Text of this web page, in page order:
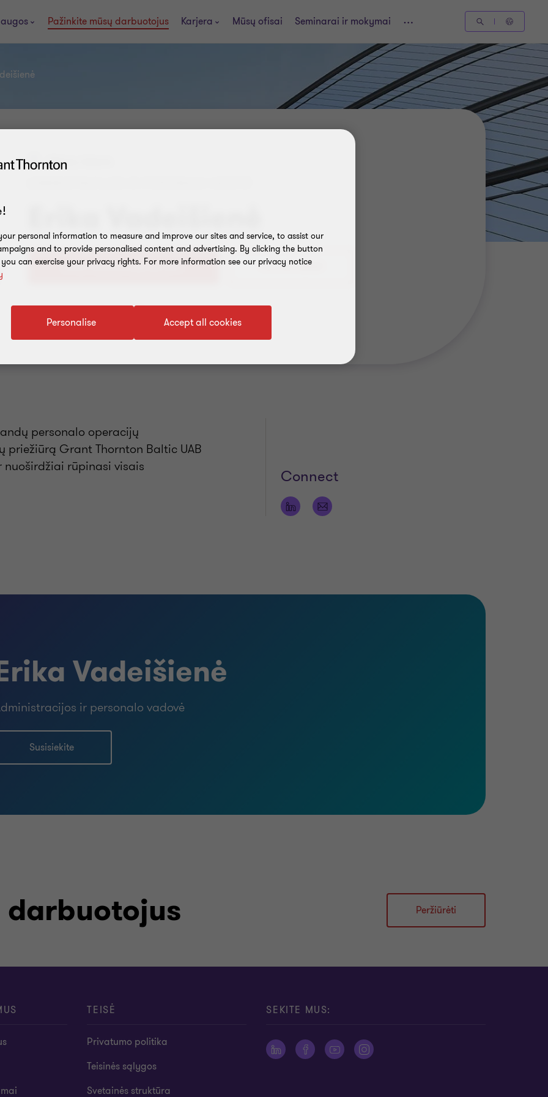
Pažinkite mūsų darbuotojus Karjera Mūsų ofisai Seminarai ir mokymai
Vilnius, Lietuva
+370 672 22621
personalo operacijų
Grant Thornton Baltic UAB
rūpinasi visais
Connect
Vadeišienė
ir personalo vadovė
Susisiekite
darbuotojus Peržiūrėti
TEISĖ
Privatumo politika
Teisinės sąlygos
Svetainės struktūra
SEKITE MUS:
personal information to measure and improve our sites and service, to assist our
and to provide personalised content and advertising. By clicking the button
can exercise your privacy rights. For more information see our privacy notice
Accept all cookies
Personalise